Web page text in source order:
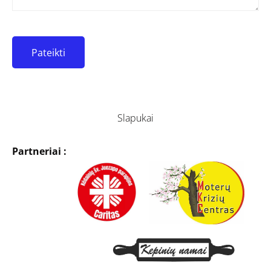
Slapukai
Partneriai :